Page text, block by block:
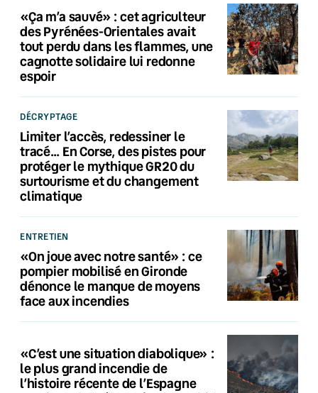
«Ça m’a sauvé» : cet agriculteur
des Pyrénées-Orientales avait
tout perdu dans les flammes, une
cagnotte solidaire lui redonne
espoir
DÉCRYPTAGE
Limiter l’accès, redessiner le
tracé… En Corse, des pistes pour
protéger le mythique GR20 du
surtourisme et du changement
climatique
ENTRETIEN
«On joue avec notre santé» : ce
pompier mobilisé en Gironde
dénonce le manque de moyens
face aux incendies
«C’est une situation diabolique» :
le plus grand incendie de
l’histoire récente de l’Espagne